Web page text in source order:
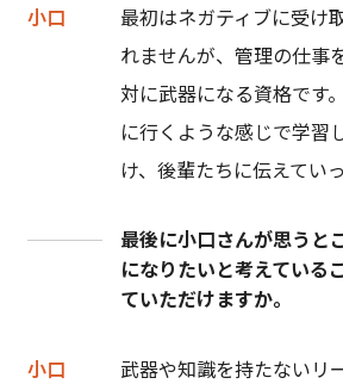
小口
最初はネガティブに受け
れませんが、管理の仕事
対に武器になる資格です
に行くような感じで学習
け、後輩たちに伝えてい
最後に小口さんが思うと
になりたいと考えている
ていただけますか。
小口
武器や知識を持たないリ